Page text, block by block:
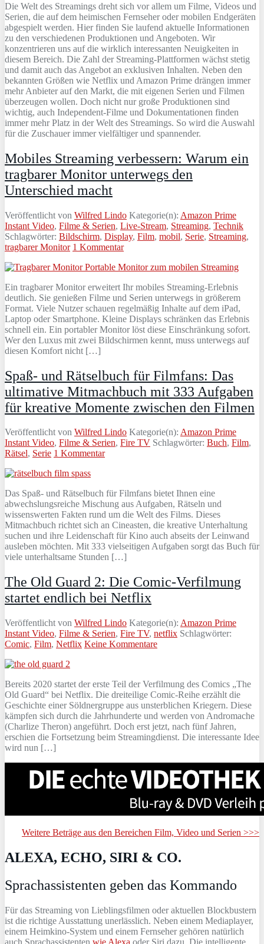
Die Welt des Streamings dreht sich vor allem um Filme, Videos und
Serien, die auf dem heimischen Fernseher oder mobilen Endgeräten
abgespielt werden. Hier finden Sie laufend aktuelle Informationen
zu den verschiedenen Produktionen und Angeboten. Wir
konzentrieren uns auf die wirklich interessanten Neuigkeiten in
diesem Bereich. Die Zahl der Streaming-Plattformen wächst stetig
und damit auch das Angebot an exklusiven Inhalten. Neben den
bekannten Größen wie Netflix und Amazon Prime drängen immer
mehr Anbieter auf den Markt, die mit eigenen Serien und Filmen
überzeugen wollen. Doch nicht nur große Produktionen sind
wichtig, auch Independent-Filme und Dokumentationen finden
immer mehr Platz in der Welt des Streamings. So wird die Auswahl
für die Zuschauer immer vielfältiger und spannender.
Mobiles Streaming verbessern: Warum ein
tragbarer Monitor unterwegs den
Unterschied macht
Veröffentlicht von Wilfred Lindo Kategorie(n): Amazon Prime
Instant Video, Filme & Serien, Live-Stream, Streaming, Technik
Schlagwörter: Bildschirm, Display, Film, mobil, Serie, Streaming,
tragbarer Monitor 1 Kommentar
Ein tragbarer Monitor erweitert Ihr mobiles Streaming-Erlebnis
deutlich. Sie genießen Filme und Serien unterwegs in größerem
Format. Viele Nutzer schauen regelmäßig Inhalte auf dem iPad,
Laptop oder Smartphone. Kleine Displays schränken das Erlebnis
schnell ein. Ein portabler Monitor löst diese Einschränkung sofort.
Wer den Luxus mit zwei Bildschirmen kennt, muss unterwegs auf
diesen Komfort nicht […]
Spaß- und Rätselbuch für Filmfans: Das
ultimative Mitmachbuch mit 333 Aufgaben
für kreative Momente zwischen den Filmen
Veröffentlicht von Wilfred Lindo Kategorie(n): Amazon Prime
Instant Video, Filme & Serien, Fire TV Schlagwörter: Buch, Film,
Rätsel, Serie 1 Kommentar
Das Spaß- und Rätselbuch für Filmfans bietet Ihnen eine
abwechslungsreiche Mischung aus Aufgaben, Rätseln und
wissenswerten Fakten rund um die Welt des Films. Dieses
Mitmachbuch richtet sich an Cineasten, die kreative Unterhaltung
suchen und ihre Leidenschaft für Kino auch abseits der Leinwand
ausleben möchten. Mit 333 vielseitigen Aufgaben sorgt das Buch für
viele unterhaltsame Stunden […]
The Old Guard 2: Die Comic-Verfilmung
startet endlich bei Netflix
Veröffentlicht von Wilfred Lindo Kategorie(n): Amazon Prime
Instant Video, Filme & Serien, Fire TV, netflix Schlagwörter:
Comic, Film, Netflix Keine Kommentare
Bereits 2020 startet der erste Teil der Verfilmung des Comics „The
Old Guard“ bei Netflix. Die dreiteilige Comic-Reihe erzählt die
Geschichte einer Söldnergruppe aus unsterblichen Kriegern. Diese
kämpfen sich durch die Jahrhunderte und werden von Andromache
(Charlize Theron) angeführt. Doch erst jetzt, nach fünf Jahren,
erschien die Fortsetzung beim Streamingdienst. Die interessante Idee
wird nun […]
Weitere Beträge aus den Bereichen Film, Video und Serien >>>
ALEXA, ECHO, SIRI & CO.
Sprachassistenten geben das Kommando
Für das Streaming von Lieblingsfilmen oder aktuellen Blockbustern
ist die richtige Ausstattung unerlässlich. Neben einem Mediaplayer,
einem Heimkino-System und einem Fernseher gehören natürlich
auch Sprachassistenten wie Alexa oder Siri dazu. Die intelligente